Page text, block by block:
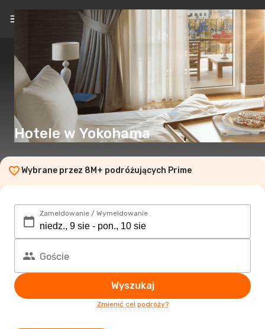
PL(zł)
Hotele w Yokohama
Wybrane przez 8M+ podróżujących Prime
Zameldowanie / Wymeldowanie
Goście
Wyszukaj
Zmienić cel podróży?